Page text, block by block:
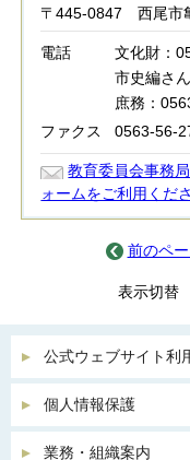
〒445-0847 西尾市
電話
文化財：
市史編さ
庶務：
ファクス
0563-56-
教育委員会事務
ォームをご利用くだ
前のペ
表示切替
公式ウェブサイト利
個人情報保護
業務・組織案内